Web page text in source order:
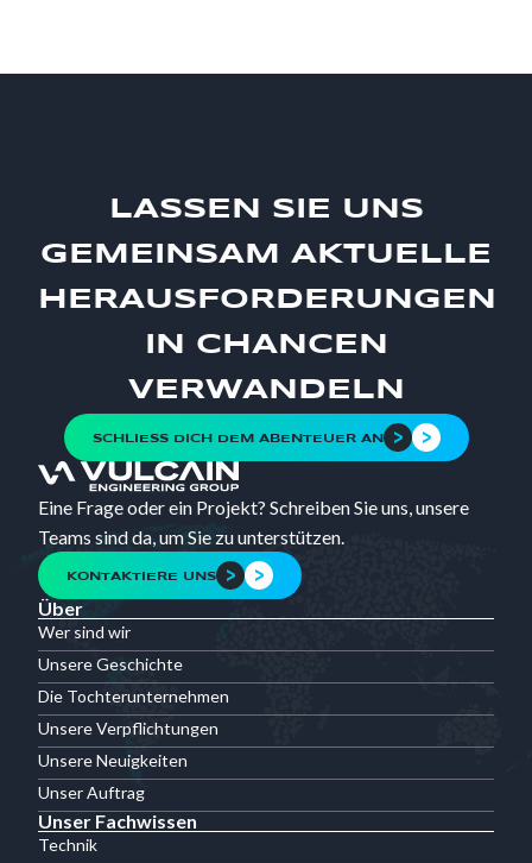
LASSEN SIE UNS
GEMEINSAM AKTUELLE
HERAUSFORDERUNGEN
IN CHANCEN
VERWANDELN
SCHLIESS DICH DEM ABENTEUER AN
Eine Frage oder ein Projekt? Schreiben Sie uns, unsere
Teams sind da, um Sie zu unterstützen.
KONTAKTIERE UNS
Über
Wer sind wir
Unsere Geschichte
Die Tochterunternehmen
Unsere Verpflichtungen
Unsere Neuigkeiten
Unser Auftrag
Unser Fachwissen
Technik